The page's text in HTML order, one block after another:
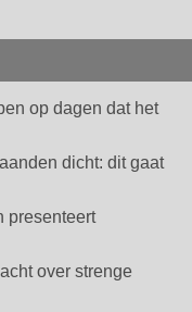
op dagen dat het
dicht: dit gaat
presenteert
over strenge